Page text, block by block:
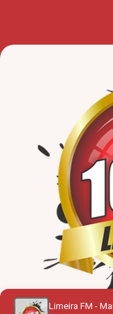
Limeira FM -